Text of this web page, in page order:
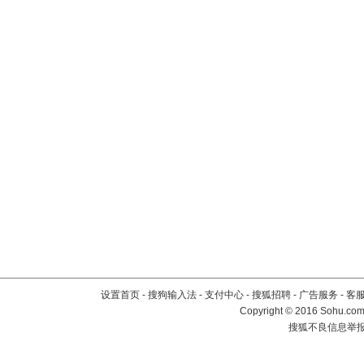
设置首页 - 搜狗输入法 - 支付中心 - 搜狐招聘 - 广告服务 - 客
Copyright©2016
搜狐不良信息举